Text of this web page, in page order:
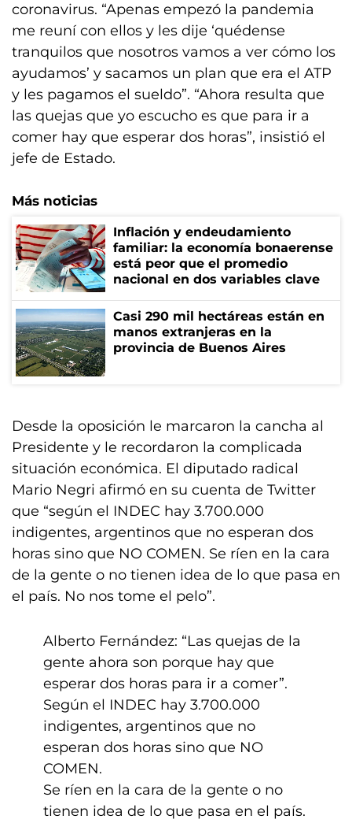
coronavirus. “Apenas empezó la pandemia
me reuní con ellos y les dije ‘quédense
tranquilos que nosotros vamos a ver cómo los
ayudamos’ y sacamos un plan que era el ATP
y les pagamos el sueldo”. “Ahora resulta que
las quejas que yo escucho es que para ir a
comer hay que esperar dos horas”, insistió el
jefe de Estado.
Más noticias
Inflación y endeudamiento
familiar: la economía bonaerense
está peor que el promedio
nacional en dos variables clave
Casi 290 mil hectáreas están en
manos extranjeras en la
provincia de Buenos Aires
Desde la oposición le marcaron la cancha al
Presidente y le recordaron la complicada
situación económica. El diputado radical
Mario Negri afirmó en su cuenta de Twitter
que “según el INDEC hay 3.700.000
indigentes, argentinos que no esperan dos
horas sino que NO COMEN. Se ríen en la cara
de la gente o no tienen idea de lo que pasa en
el país. No nos tome el pelo”.
Alberto Fernández: “Las quejas de la
gente ahora son porque hay que
esperar dos horas para ir a comer”.
Según el INDEC hay 3.700.000
indigentes, argentinos que no
esperan dos horas sino que NO
COMEN.
Se ríen en la cara de la gente o no
tienen idea de lo que pasa en el país.